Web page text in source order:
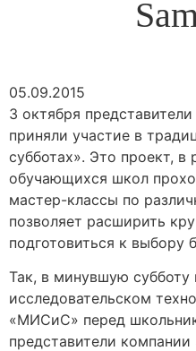
05.09.2015
3 октября
приняли участие в
субботах». Это проект, в
обучающихся школ
мастер-классы по
позволяет расширить
подготовиться к выбору
Так, в минувшую
исследовательском
«МИСиС» перед
представители